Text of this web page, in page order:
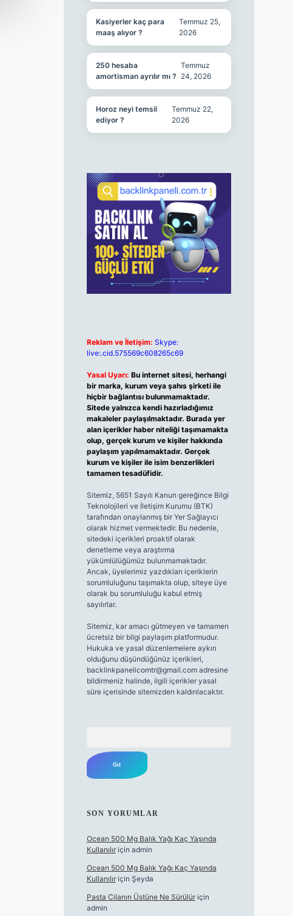
Kasiyerler kaç para
maaş alıyor ?
Temmuz 25,
2026
250 hesaba
amortisman ayrılır mı ?
Temmuz
24, 2026
Horoz neyi temsil
ediyor ?
Temmuz 22,
2026
Reklam ve İletişim: Skype:
live:.cid.575569c608265c69
Yasal Uyarı: Bu internet sitesi, herhangi
bir marka, kurum veya şahıs şirketi ile
hiçbir bağlantısı bulunmamaktadır.
Sitede yalnızca kendi hazırladığımız
makaleler paylaşılmaktadır. Burada yer
alan içerikler haber niteliği taşımamakta
olup, gerçek kurum ve kişiler hakkında
paylaşım yapılmamaktadır. Gerçek
kurum ve kişiler ile isim benzerlikleri
tamamen tesadüfidir.
Sitemiz, 5651 Sayılı Kanun gereğince Bilgi
Teknolojileri ve İletişim Kurumu (BTK)
tarafından onaylanmış bir Yer Sağlayıcı
olarak hizmet vermektedir. Bu nedenle,
sitedeki içerikleri proaktif olarak
denetleme veya araştırma
yükümlülüğümüz bulunmamaktadır.
Ancak, üyelerimiz yazdıkları içeriklerin
sorumluluğunu taşımakta olup, siteye üye
olarak bu sorumluluğu kabul etmiş
sayılırlar.
Sitemiz, kar amacı gütmeyen ve tamamen
ücretsiz bir bilgi paylaşım platformudur.
Hukuka ve yasal düzenlemelere aykırı
olduğunu düşündüğünüz içerikleri,
backlinkpanelicomtr@gmail.comadresine
bildirmeniz halinde, ilgili içerikler yasal
süre içerisinde sitemizden kaldırılacaktır.
SON YORUMLAR
Ocean 500 Mg Balık Yağı Kaç Yaşında
Kullanılıriçin admin
Ocean 500 Mg Balık Yağı Kaç Yaşında
Kullanılıriçin Şeyda
Pasta Cilanın Üstüne Ne Sürülüriçin
admin